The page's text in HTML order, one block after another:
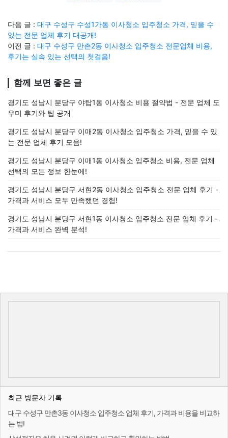
다음 글 : 대구 수성구 수성1가동 이사청소 입주청소 가격, 믿을 수
있는 전문 업체 후기 대공개!
이전 글 : 대구 수성구 만촌2동 이사청소 입주청소 전문업체 비용,
후기는 실속 있는 선택의 첫걸음!
함께 보면 좋은 글
경기도 성남시 분당구 야탑1동 이사청소 비용 절약법 - 전문 업체 도
우미 후기와 팁 공개
경기도 성남시 분당구 이매2동 이사청소 입주청소 가격, 믿을 수 있
는 전문 업체 후기 모음!
경기도 성남시 분당구 이매1동 이사청소 입주청소 비용, 전문 업체
선택의 모든 정보 한눈에!
경기도 성남시 분당구 서현2동 이사청소 입주청소 전문 업체 후기 -
가격과 서비스 모두 만족했던 경험!
경기도 성남시 분당구 서현1동 이사청소 입주청소 전문 업체 후기 -
가격과 서비스 완벽 분석!
최근 방문자 기록
대구 수성구 만촌3동 이사청소 입주청소 업체 후기, 가격과 비용을 비교하
는 법!